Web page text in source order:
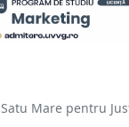
Satu Mare pentru